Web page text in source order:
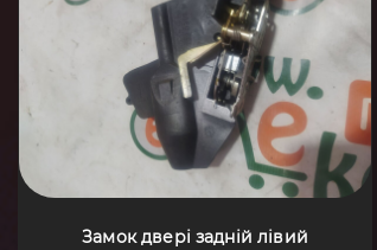
Замок двері задній лівий